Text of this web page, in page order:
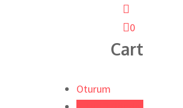
0
Cart
Oturum